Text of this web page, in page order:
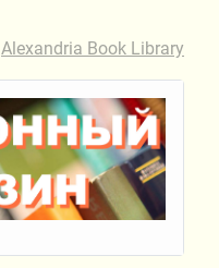
Alexandria Book Library